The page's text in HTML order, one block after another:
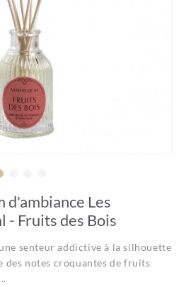
d'ambiance Les
- Fruits des Bois
senteur addictive à la silhouette
notes croquantes de fruits